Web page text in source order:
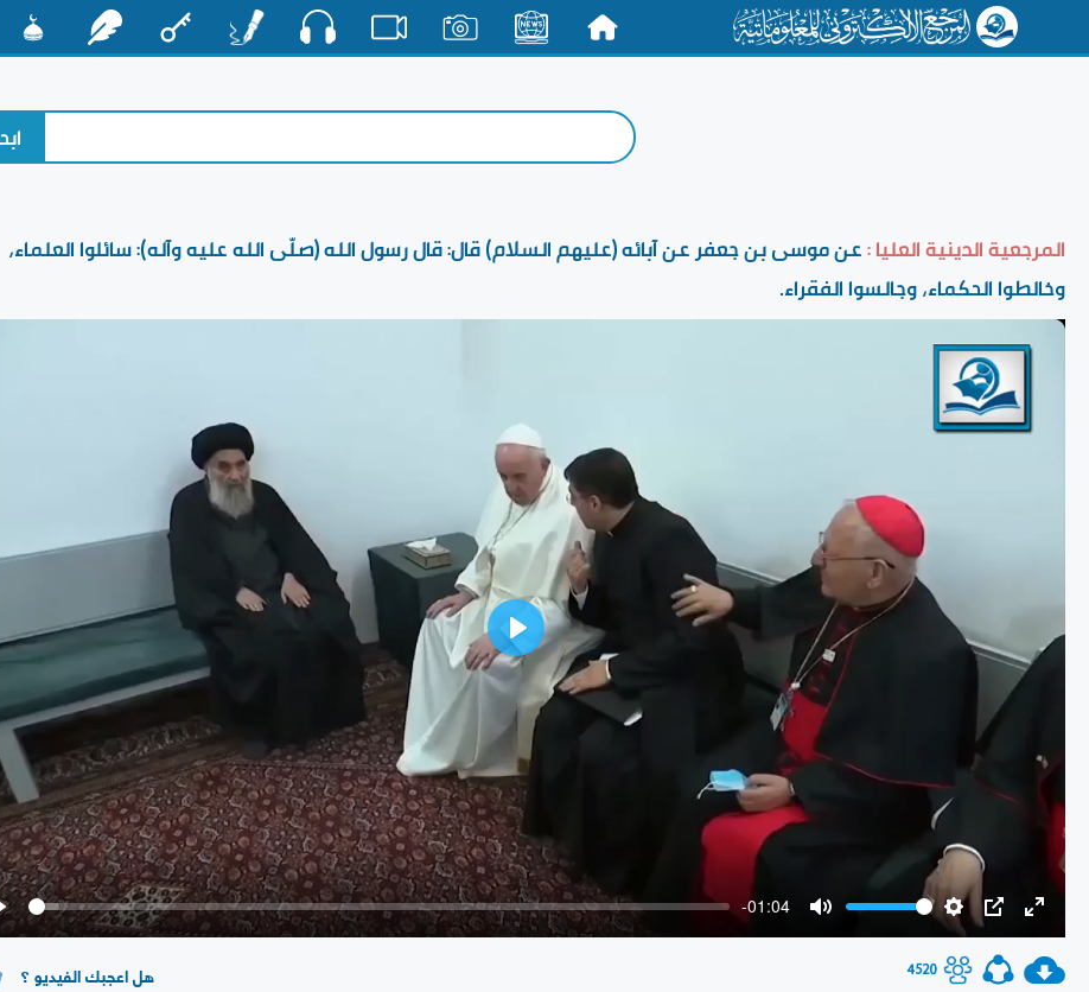
المرجعية الدينية العليا :عن موسى بن جعفر عن آبائه (عليهم السلام) قال: قال رسول الله (صلّى الله عليه وآله): سائلوا العلماء،
وخالطوا الحكماء، وجالسوا الفقراء.
Play
-01:04
Settings
Play
4520 هل اعجبك الفيديو ؟